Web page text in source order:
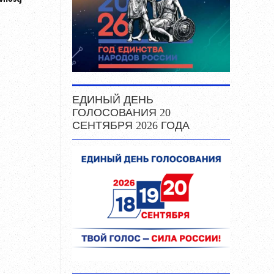
ЕДИНЫЙ ДЕНЬ
ГОЛОСОВАНИЯ 20
СЕНТЯБРЯ 2026 ГОДА